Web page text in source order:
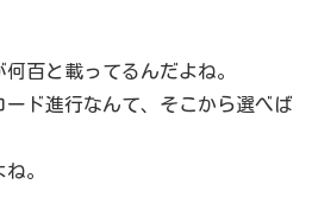
百と載ってるんだよね。
ード進行なんて、そこから選べば
。